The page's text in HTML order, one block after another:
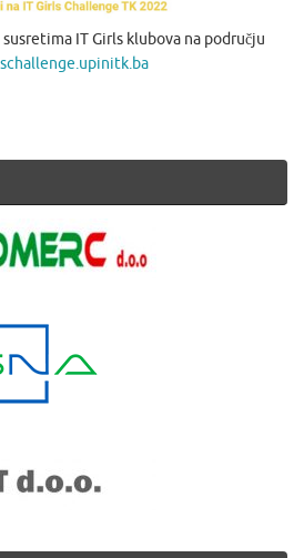
IT Girls klubova na području